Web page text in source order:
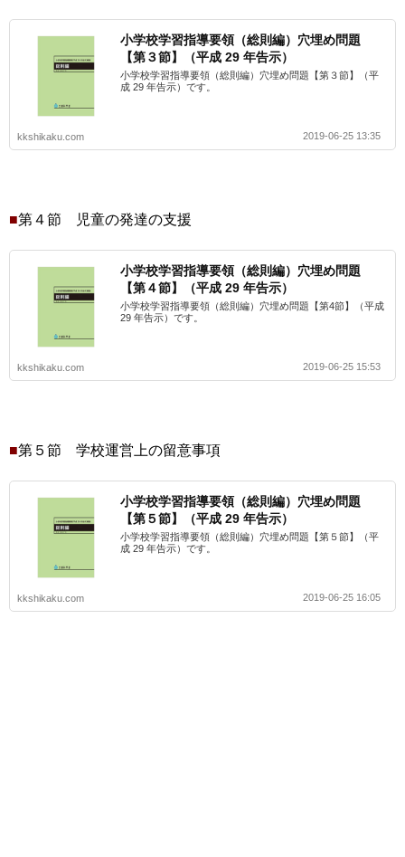
小学校学習指導要領（総則編）穴埋め問題
【第３節】（平成 29 年告示）
小学校学習指導要領（総則編）穴埋め問題【第３節】（平
成 29 年告示）です。
kkshikaku.com 2019-06-25 13:35
■第４節 児童の発達の支援
小学校学習指導要領（総則編）穴埋め問題
【第４節】（平成 29 年告示）
小学校学習指導要領（総則編）穴埋め問題【第4節】（平成
29 年告示）です。
kkshikaku.com 2019-06-25 15:53
■第５節 学校運営上の留意事項
小学校学習指導要領（総則編）穴埋め問題
【第５節】（平成 29 年告示）
小学校学習指導要領（総則編）穴埋め問題【第５節】（平
成 29 年告示）です。
kkshikaku.com 2019-06-25 16:05